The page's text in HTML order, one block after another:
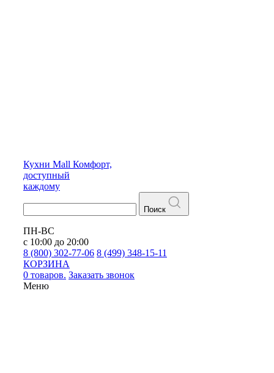
Кухни Mall Комфорт,
доступный
каждому
Поиск
ПН-ВС
с 10:00 до 20:00
8 (800) 302-77-06 8 (499) 348-15-11
КОРЗИНА
0 товаров. Заказать звонок
Меню